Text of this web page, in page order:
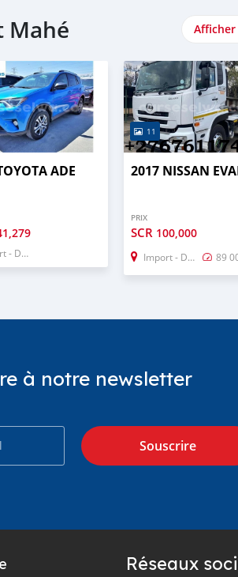
Mahé
ADE
Dubai
11
2017 NISSAN
PRIX
SCR 100,000
Import - Dubai 89
à notre newsletter
Souscrire
Réseaux